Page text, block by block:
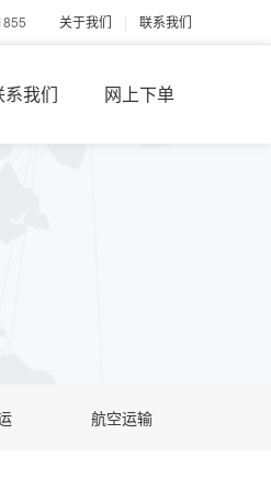
关于我们 | 联系我们
系我们 网上下单
航空运输